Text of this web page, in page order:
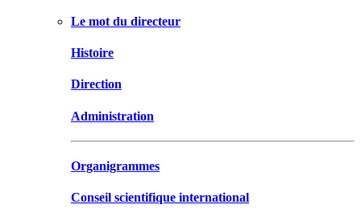
Le mot du directeur
Histoire
Direction
Administration
Organigrammes
Conseil scientifique international